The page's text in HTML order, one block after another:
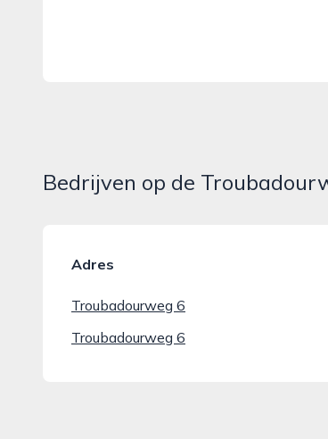
Bedrijven op de
Adres
Troubadourweg 6
Troubadourweg 6